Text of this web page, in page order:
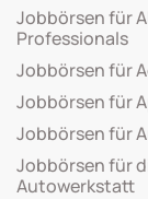
Jobbörsen für
Professionals
Jobbörsen für
Jobbörsen für
Jobbörsen für
Jobbörsen für
Autowerkstatt